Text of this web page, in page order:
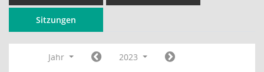
Sitzungen
Jahr
2023